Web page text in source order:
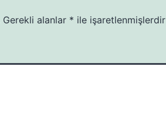
Gerekli alanlar * ile işaretlenmişlerdir